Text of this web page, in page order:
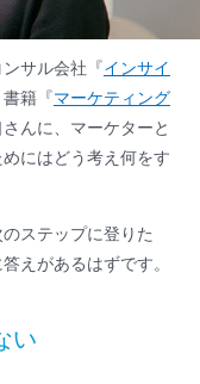
サル会社『インサイ
書籍『マーケティング
んに、マーケターと
にはどう考え何をす
ステップに登りた
えがあるはずです。
い